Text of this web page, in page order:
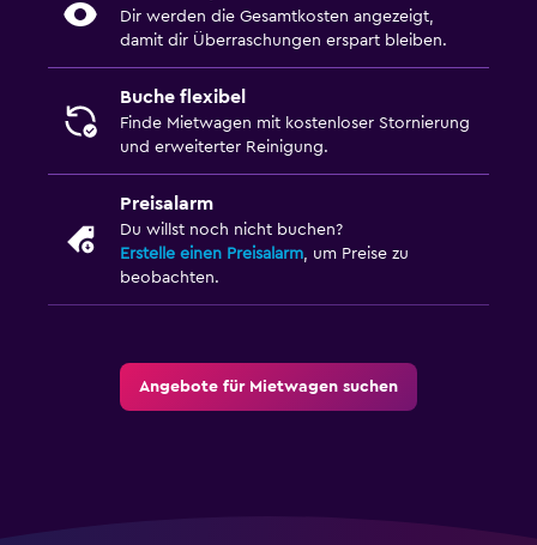
Dir werden die Gesamtkosten angezeigt,
damit dir Überraschungen erspart bleiben.
Buche flexibel
Finde Mietwagen mit kostenloser Stornierung
und erweiterter Reinigung.
Preisalarm
Du willst noch nicht buchen?
Erstelle einen Preisalarm, um Preise zu
beobachten.
Angebote für Mietwagen suchen